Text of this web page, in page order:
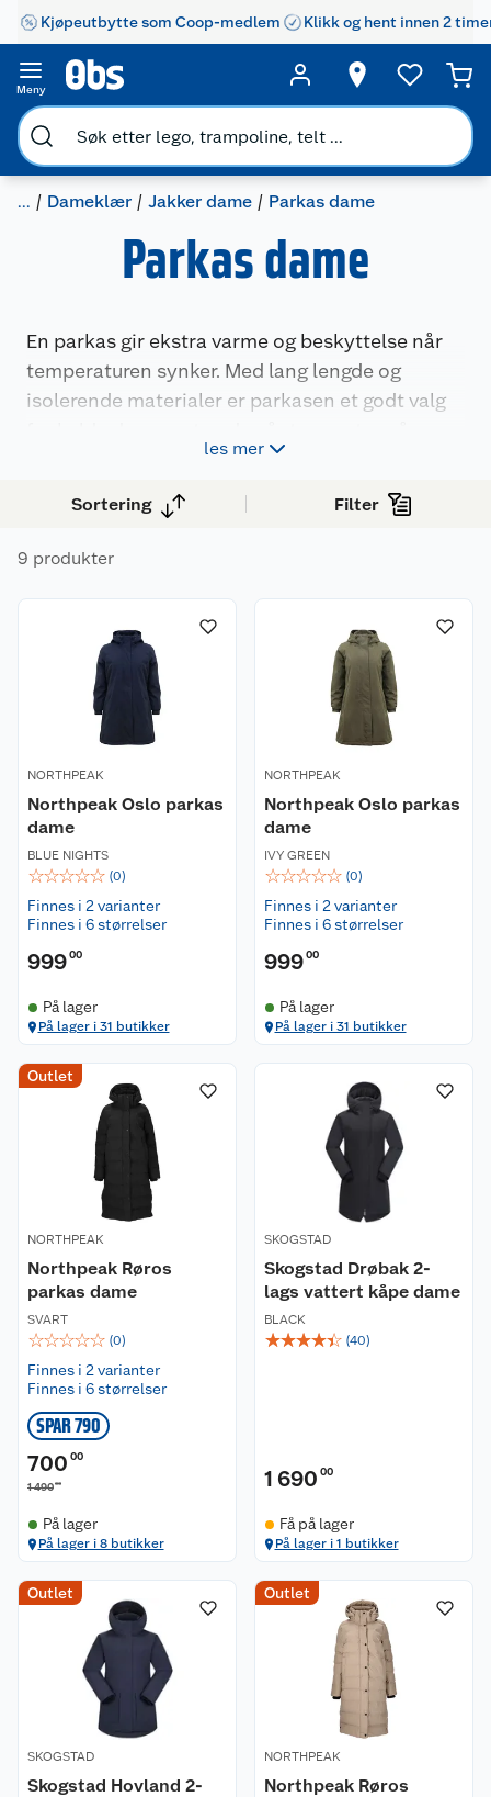
Kjøpeutbytte som Coop-medlem Klikk og hent innen 2
Meny
... Dameklær Jakker dame Parkas dame
Parkas dame
En parkas gir ekstra varme og beskyttelse når
temperaturen synker. Med lang lengde og
isolerende materialer er parkasen et godt valg
bussen eller bare vil holde deg varm ute. Her
finner du modeller med fôr, justerbar hette og
praktiske lommer. Jakken passer til
hverdagsbruk og gir god komfort gjennom hele
les mer
Sortering Filter
9 produkter
NORTHPEAK
Northpeak Oslo parkas
dame
BLUE NIGHTS
☆☆☆☆☆ (0)
Finnes i 2 varianter
Finnes i 6 størrelser
99900
På lager
På lager i 31 butikker
NORTHPEAK
Northpeak Oslo parkas
dame
IVY GREEN
☆☆☆☆☆ (0)
Finnes i 2 varianter
Finnes i 6 størrelser
99900
På lager
På lager i 31 butikker
Outlet
NORTHPEAK
Northpeak Røros
parkas dame
SVART
☆☆☆☆☆ (0)
Finnes i 2 varianter
Finnes i 6 størrelser
SPAR 790
700 00
1 49000
På lager
På lager i 8 butikker
SKOGSTAD
Skogstad Drøbak 2-
lags vattert kåpe dame
BLACK
☆☆☆☆☆ (40)
1 690 00
Få på lager
På lager i 1 butikker
Outlet
SKOGSTAD
Skogstad Hovland 2-
Outlet
NORTHPEAK
Northpeak Røros